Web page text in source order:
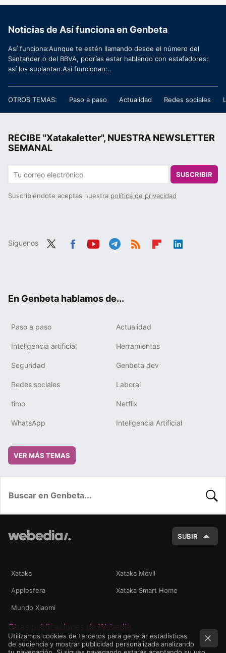
Noticias de Así funciona en Genbeta
Así funciona:Aunque te estén llamando desde el número del
Santander o del BBVA, podrías estar hablando con estafadores:
así los suplantan.Así funcionan:..
OTROS TEMAS: Paso a paso Actualidad Redes sociales
RECIBE "Xatakaletter", NUESTRA NEWSLETTER
SEMANAL
SUSCRIBIR
Suscribiéndote aceptas nuestra política de privacidad
Síguenos
En Genbeta hablamos de...
Paso a paso Actualidad
Inteligencia artificial Herramientas
Seguridad Genbeta dev
Redes sociales Laboral
timo Netflix
WhatsApp Inteligencia Artificial
VER MÁS TEMAS
SUBIR
Xataka Xataka Móvil
Applesfera Xataka Smart Home
Mundo Xiaomi
Otras publicaciones de Webedia
Utilizamos cookies de terceros para generar estadísticas
de audiencia y mostrar publicidad personalizada analizando